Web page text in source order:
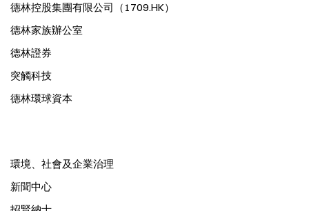
德林控股集團有限公司（1709.HK）
德林家族辦公室
德林證券
突觸科技
德林環球資本
環境、社會及企業治理
新聞中心